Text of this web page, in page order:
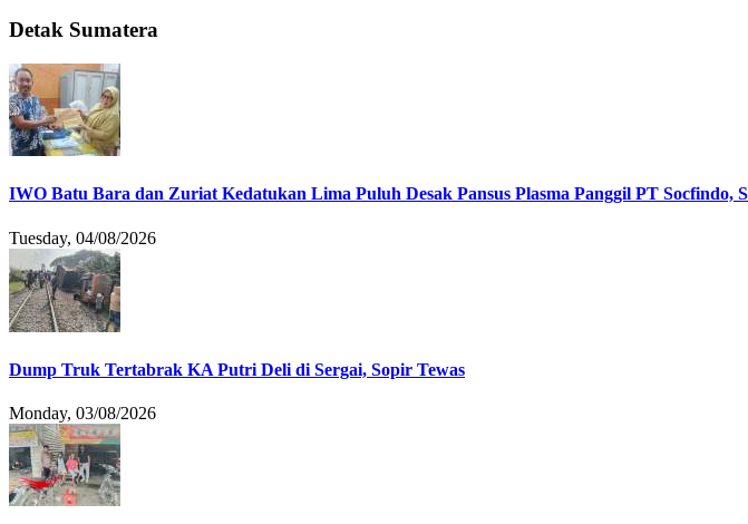
Detak Sumatera
IWO Batu Bara dan Zuriat Kedatukan Lima Puluh Desak Pansus Plasma Panggil PT Socfindo,
Tuesday, 04/08/2026
Dump Truk Tertabrak KA Putri Deli di Sergai, Sopir Tewas
Monday, 03/08/2026